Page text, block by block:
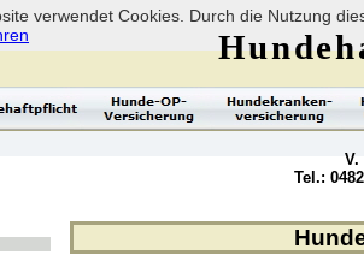
verwendet Cookies. Durch die Nutzung
V.
Tel.: